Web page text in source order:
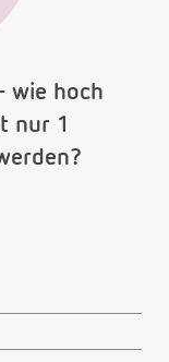
wie hoch
nur 1